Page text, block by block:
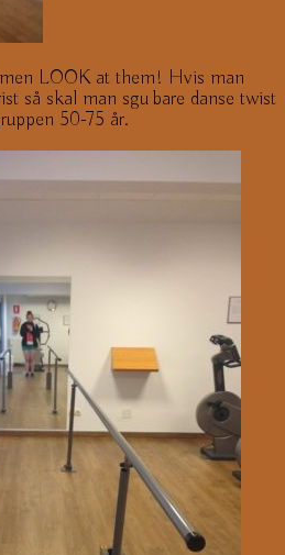
LOOK at them! Hvis man
så skal man sgu bare danse twist
50-75 år.